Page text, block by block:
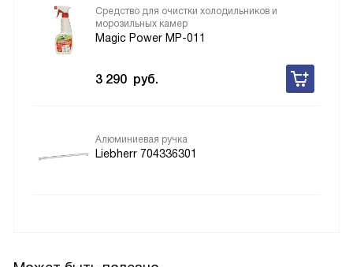
Средство для очистки холодильников и
морозильных камер
Magic Power MP-011
3 290 руб.
Алюминиевая ручка
Liebherr 704336301